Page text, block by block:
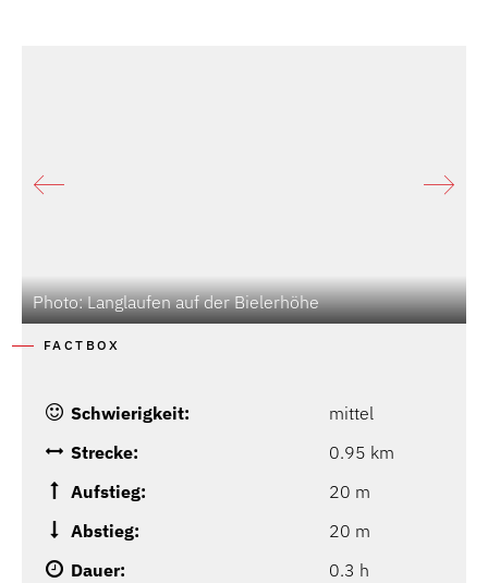
Photo: Langlaufen auf der Bielerhöhe
FACTBOX
Schwierigkeit:
mittel
Strecke:
0.95 km
Aufstieg:
20 m
Abstieg:
20 m
Dauer:
0.3 h